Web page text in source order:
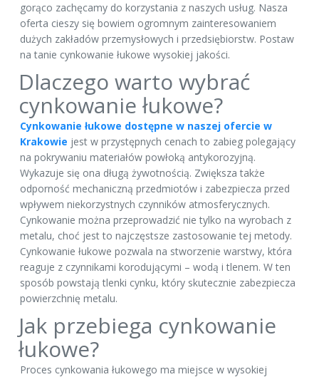
gorąco zachęcamy do korzystania z naszych usług. Nasza
oferta cieszy się bowiem ogromnym zainteresowaniem
dużych zakładów przemysłowych i przedsiębiorstw. Postaw
na tanie cynkowanie łukowe wysokiej jakości.
Dlaczego warto wybrać
cynkowanie łukowe?
Cynkowanie łukowe dostępne w naszej ofercie w
Krakowie jest w przystępnych cenach to zabieg polegający
na pokrywaniu materiałów powłoką antykorozyjną.
Wykazuje się ona długą żywotnością. Zwiększa także
odporność mechaniczną przedmiotów i zabezpiecza przed
wpływem niekorzystnych czynników atmosferycznych.
Cynkowanie można przeprowadzić nie tylko na wyrobach z
metalu, choć jest to najczęstsze zastosowanie tej metody.
Cynkowanie łukowe pozwala na stworzenie warstwy, która
reaguje z czynnikami korodującymi – wodą i tlenem. W ten
sposób powstają tlenki cynku, który skutecznie zabezpiecza
powierzchnię metalu.
Jak przebiega cynkowanie
łukowe?
Proces cynkowania łukowego ma miejsce w wysokiej